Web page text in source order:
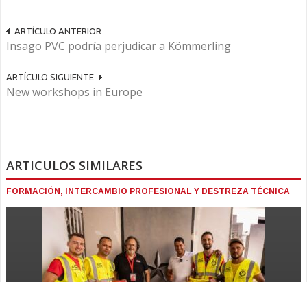
ARTÍCULO ANTERIOR
Insago PVC podría perjudicar a Kömmerling
ARTÍCULO SIGUIENTE
New workshops in Europe
ARTICULOS SIMILARES
FORMACIÓN, INTERCAMBIO PROFESIONAL Y DESTREZA TÉCNICA